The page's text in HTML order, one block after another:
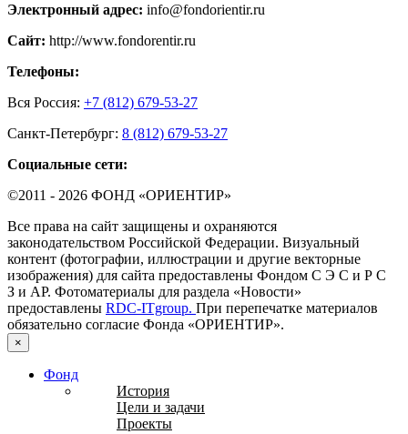
Электронный адрес: info@fondorientir.ru
Cайт: http://www.fondorentir.ru
Телефоны:
Вся Россия: +7 (812) 679-53-27
Санкт-Петербург: 8 (812) 679-53-27
Социальные сети:
©2011 - 2026 ФОНД «ОРИЕНТИР»
Все права на сайт защищены и охраняются
законодательством Российской Федерации. Визуальный
контент (фотографии, иллюстрации и другие векторные
изображения) для сайта предоставлены Фондом С Э С и Р С
З и AP. Фотоматериалы для раздела «Новости»
предоставлены RDC-ITgroup. При перепечатке материалов
обязательно согласие Фонда «ОРИЕНТИР».
×
Фонд
История
Цели и задачи
Проекты